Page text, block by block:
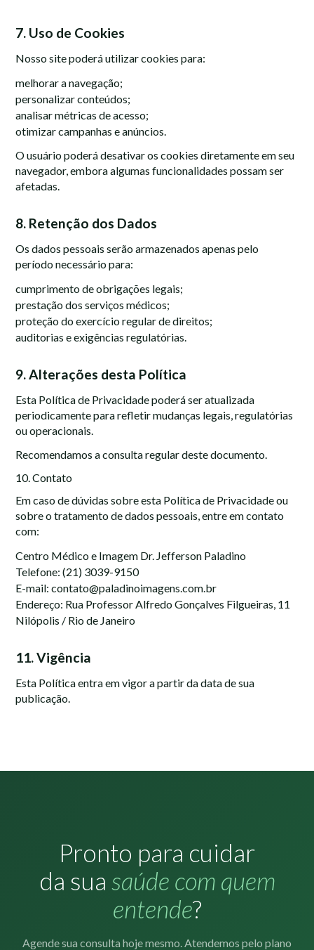
7. Uso de Cookies
Nosso site poderá utilizar cookies para:
melhorar a navegação;
personalizar conteúdos;
analisar métricas de acesso;
otimizar campanhas e anúncios.
O usuário poderá desativar os cookies diretamente em seu
navegador, embora algumas funcionalidades possam ser
afetadas.
8. Retenção dos Dados
Os dados pessoais serão armazenados apenas pelo
período necessário para:
cumprimento de obrigações legais;
prestação dos serviços médicos;
proteção do exercício regular de direitos;
auditorias e exigências regulatórias.
9. Alterações desta Política
Esta Política de Privacidade poderá ser atualizada
periodicamente para refletir mudanças legais, regulatórias
ou operacionais.
Recomendamos a consulta regular deste documento.
10. Contato
Em caso de dúvidas sobre esta Política de Privacidade ou
sobre o tratamento de dados pessoais, entre em contato
com:
Centro Médico e Imagem Dr. Jefferson Paladino
Telefone: (21) 3039-9150
E-mail: contato@paladinoimagens.com.br
Endereço: Rua Professor Alfredo Gonçalves Filgueiras, 11
Nilópolis / Rio de Janeiro
11. Vigência
Esta Política entra em vigor a partir da data de sua
publicação.
Pronto para cuidar
da sua saúde com quem
entende?
Agende sua consulta hoje mesmo. Atendemos pelo plano